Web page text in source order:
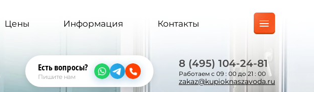
Цены Информация Контакты
Есть вопросы?
Пишите нам
8 (495) 104-24-81
Работаем с 09 : 00 до 21 : 00
zakaz@kupioknaszavoda.ru